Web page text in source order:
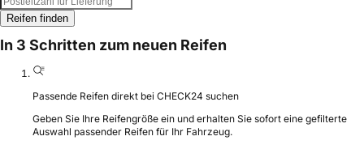
Reifen finden
In 3 Schritten zum neuen Reifen
Passende Reifen direkt bei CHECK24 suchen
Geben Sie Ihre Reifengröße ein und erhalten Sie sofort eine gefilterte
Auswahl passender Reifen für Ihr Fahrzeug.